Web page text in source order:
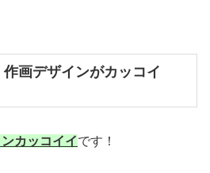
画デザインがカッコイ
カッコイイです！